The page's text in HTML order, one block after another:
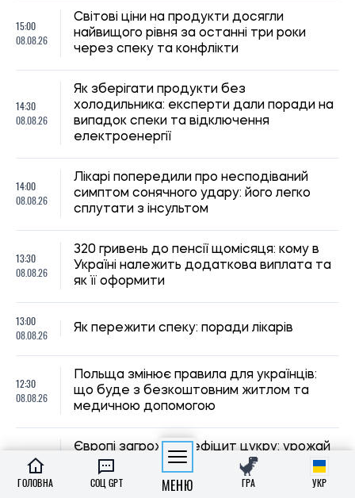
13:00
08.08.26
Як пережити спеку: поради лікарів
08.08.26
що буде з безкоштовним житлом та
медичною допомогою
12:00
десятиліття
ГОЛОВНА СОЦ GPT МЕНЮ ГРА УКР